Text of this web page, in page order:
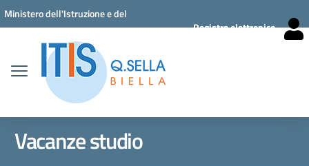
Vai ai contenuti
Vai al menu di navigazione
Vai al footer
Ministero dell'Istruzione e del
Registro elettronico
Vacanze studio